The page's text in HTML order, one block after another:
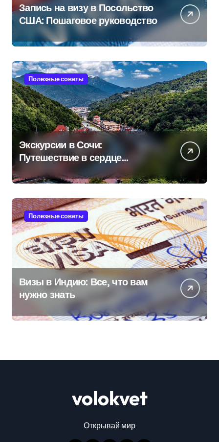
Запись на визу в Посольство
США: Пошаговое руководство
Полезные советы
Экскурсии в Сочи:
Путешествие в сердце
Черноморского курорта
Полезные советы
Визы в Индию: Все, что вам
нужно знать
volokvet
Открывай мир